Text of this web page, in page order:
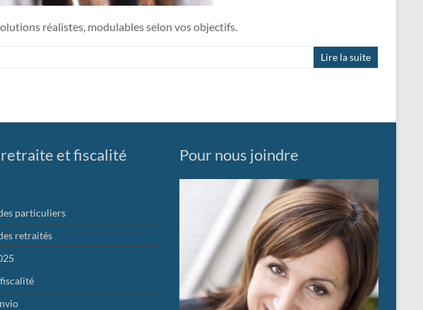
réalistes, modulables selon vos objectifs.
Lire la suite
retraite et fiscalité
particuliers
retraités
Pour nous joindre